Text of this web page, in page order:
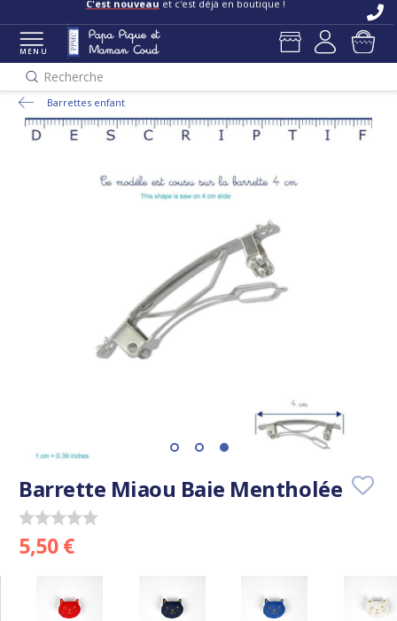
C'est nouveau et c'est déjà en boutique !
MENU
Recherche
Barrettes enfant
Barrette Miaou Baie Mentholée
5,50 €